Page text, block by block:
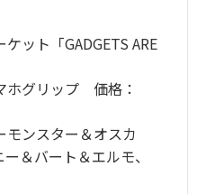
ット「GADGETS ARE
ホグリップ 価格：
ンスター＆オスカ
＆バート＆エルモ、